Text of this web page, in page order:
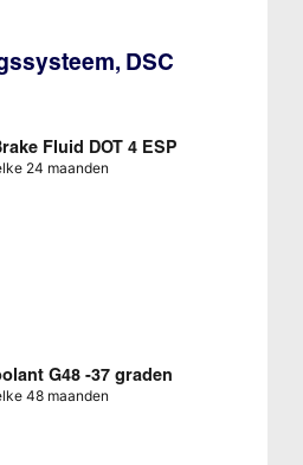
DSC
Fluid DOT 4 ESP
24 maanden
G48 -37 graden
48 maanden